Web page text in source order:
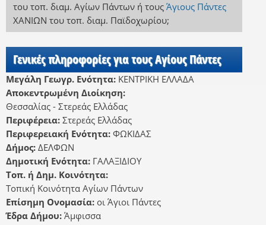
του τοπ. διαμ. Αγίων Πάντωνή τους Άγιους Πάντες
ΧΑΝΙΩΝ του τοπ. διαμ. Παϊδοχωρίου;
Γενικές πληροφορίες για τους Αγίους Πάντες
Μεγάλη Γεωγρ. Ενότητα: ΚΕΝΤΡΙΚΗ ΕΛΛΑΔΑ
Αποκεντρωμένη Διοίκηση:
Θεσσαλίας - Στερεάς Ελλάδας
Περιφέρεια: Στερεάς Ελλάδας
Περιφερειακή Ενότητα: ΦΩΚΙΔΑΣ
Δήμος: ΔΕΛΦΩΝ
Δημοτική Ενότητα: ΓΑΛΑΞΙΔΙΟΥ
Τοπ. ή Δημ. Κοινότητα:
Τοπική Κοινότητα Αγίων Πάντων
Επίσημη Ονομασία: οι Άγιοι Πάντες
Έδρα Δήμου: Άμφισσα